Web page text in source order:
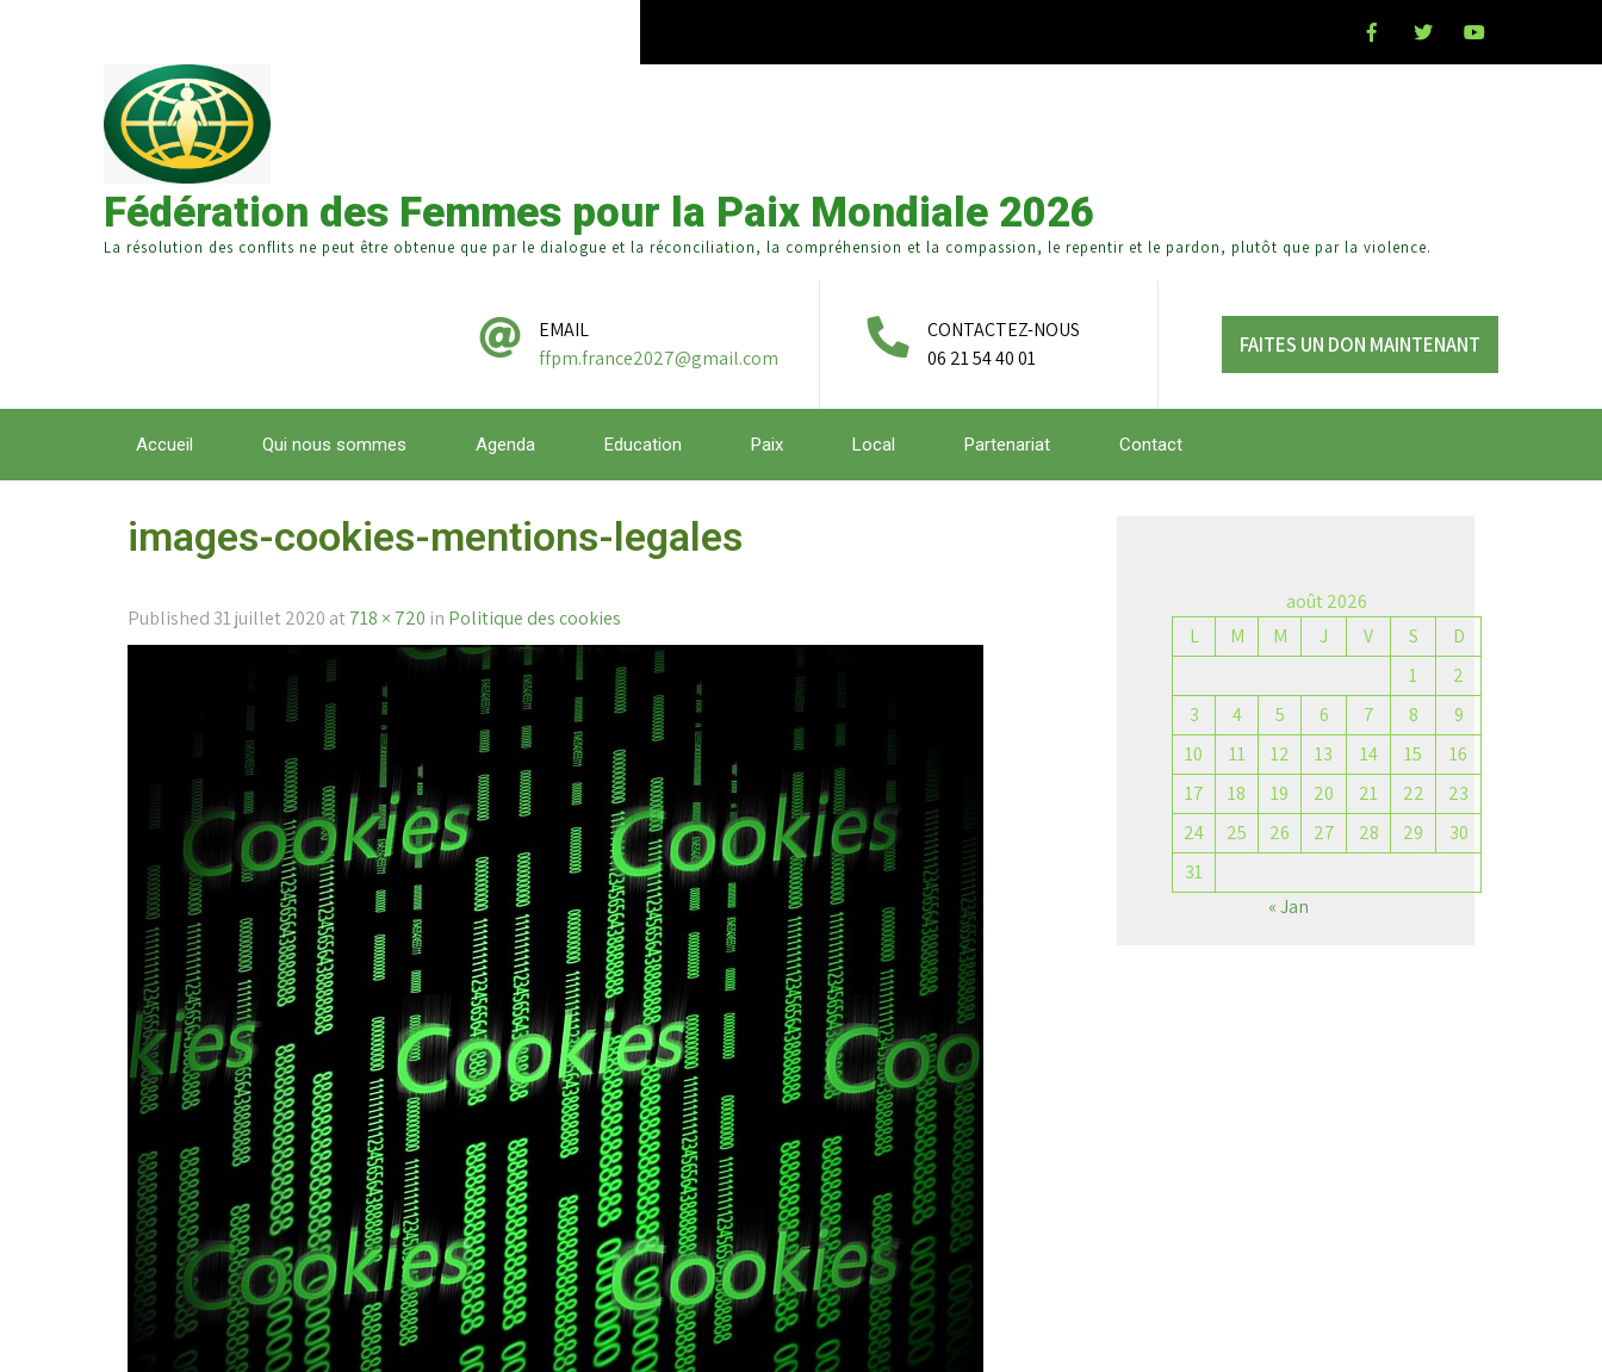
Fédération des Femmes pour la Paix Mondiale 2026
La résolution des conflits ne peut être obtenue que par le dialogue et la réconciliation, la compréhension et la compassion, le repentir et le pardon, plutôt que par la violence.
EMAIL
ffpm.france2027@gmail.com
CONTACTEZ-NOUS
06 21 54 40 01
FAITES UN DON MAINTENANT
Accueil Qui nous sommes Agenda Education Paix Local Partenariat Contact
images-cookies-mentions-legales
Published 31 juillet 2020 at 718 × 720 in Politique des cookies
août 2026
L
M M J V S
D
1
2
3
4 5 6 7 8
9
10
11 12 13 14 15
16
17
18 19 20 21 22
23
24
25 26 27 28 29
30
31
« Jan